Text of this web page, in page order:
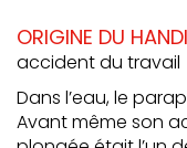
ORIGINE DU
accident du travail
Dans l’eau, le
Avant même son